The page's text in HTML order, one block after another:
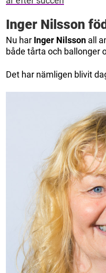
Inger Nilsson
Nu har Inger Nilsson all
både tårta och ballonger
Det har nämligen blivit